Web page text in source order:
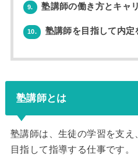
9. 塾講師の働き方とキャ
10. 塾講師を目指して内定
塾講師とは
塾講師は、生徒の学習を支
目指して指導する仕事です。